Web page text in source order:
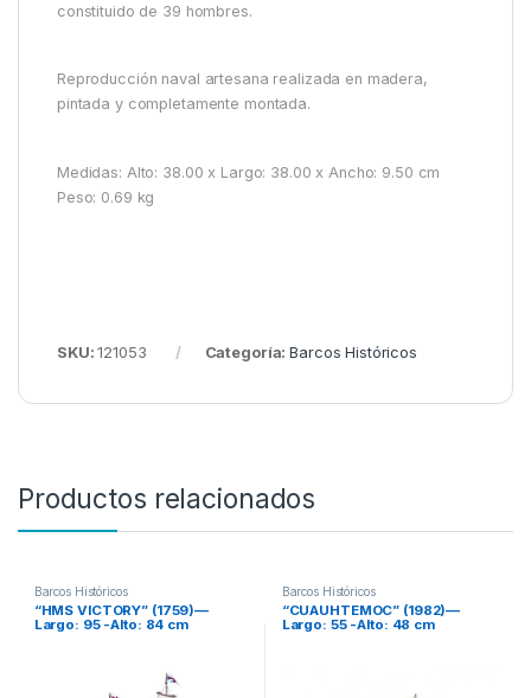
constituido de 39 hombres.
Reproducción naval artesana realizada en madera,
pintada y completamente montada.
Medidas: Alto: 38.00 x Largo: 38.00 x Ancho: 9.50 cm
Peso: 0.69 kg
SKU:121053 Categoría:Barcos Históricos
Productos relacionados
Barcos Históricos
“HMS VICTORY” (1759)—
Largo: 95 -Alto: 84 cm
Barcos Históricos
“CUAUHTEMOC” (1982)—
Largo: 55 -Alto: 48 cm